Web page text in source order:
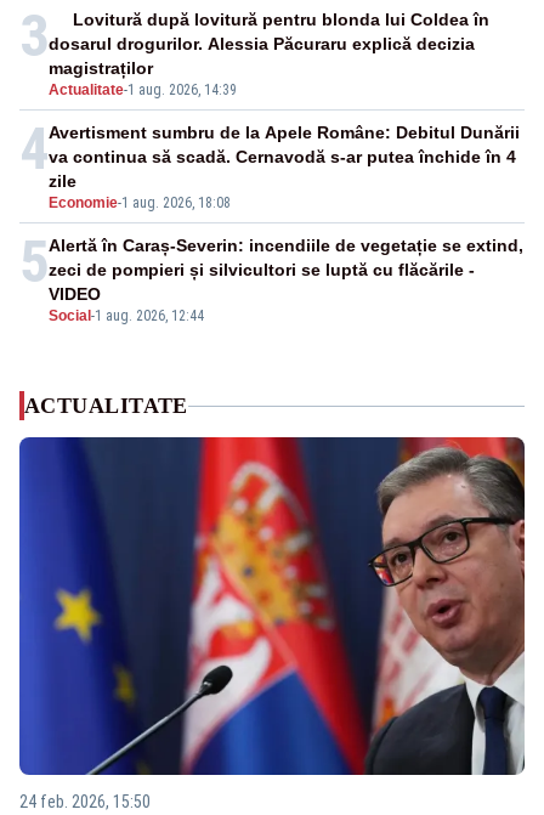
3
Actualitate-1 aug. 2026, 14:39
Lovitură după lovitură pentru blonda lui Coldea în
dosarul drogurilor. Alessia Păcuraru explică decizia
magistraților
4
Economie-1 aug. 2026, 18:08
Avertisment sumbru de la Apele Române: Debitul Dunării
va continua să scadă. Cernavodă s-ar putea închide în 4
zile
5
Social -1 aug. 2026, 12:44
Alertă în Caraș-Severin: incendiile de vegetație se extind,
zeci de pompieri și silvicultori se luptă cu flăcările -
VIDEO
ACTUALITATE
24 feb. 2026, 15:50